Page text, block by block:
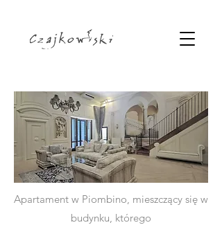
Apartament w Piombino, mieszczący się w
budynku, którego